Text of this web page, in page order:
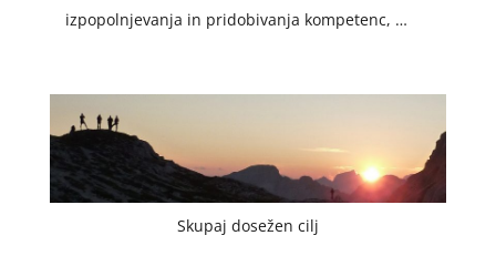
izpopolnjevanja in pridobivanja kompetenc, …
Skupaj dosežen cilj